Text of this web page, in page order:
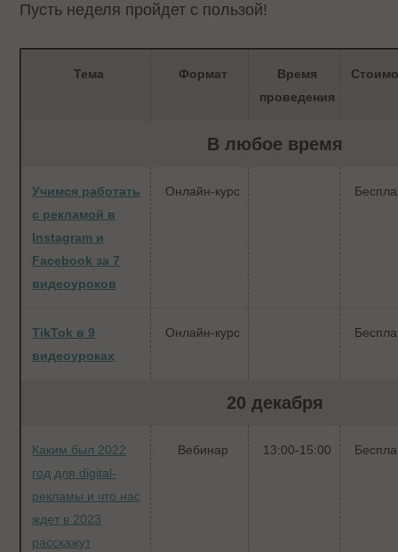
Пусть неделя пройдет с пользой!
Тема Формат
Время
проведения
В любое время
Учимся работать
с рекламой в
Instagram и
Facebook за 7
видеоуроков
Онлайн-курс
TikTok в 9
видеоуроках
Онлайн-курс
20 декабря
Каким был 2022
год для digital-
рекламы и что нас
ждет в 2023
расскажут
Вебинар 13:00-15:00